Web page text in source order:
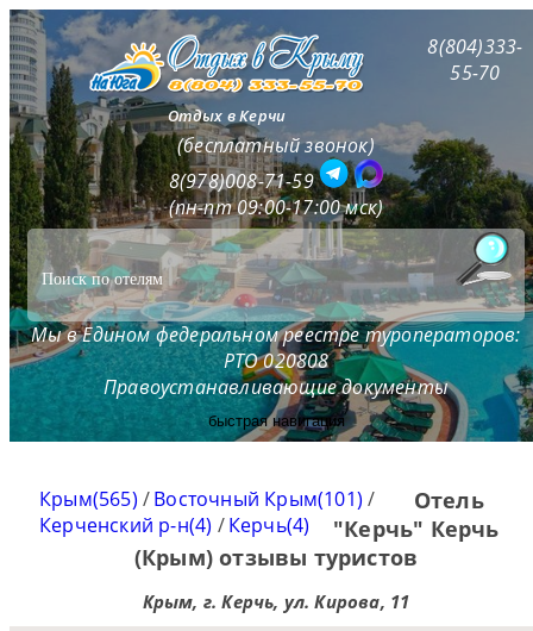
Отдых в Керчи
8(804)333-
55-70
(бесплатный звонок)
8(978)008-71-59
(пн-пт 09:00-17:00 мск)
Мы в Едином федеральном реестре туроператоров:
РТО 020808
Правоустанавливающие документы
быстрая навигация
Крым(565) /Восточный Крым(101) /
Керченский р-н(4) /Керчь(4)
Отель
"Керчь" Керчь
(Крым) отзывы туристов
Крым, г. Керчь, ул. Кирова, 11